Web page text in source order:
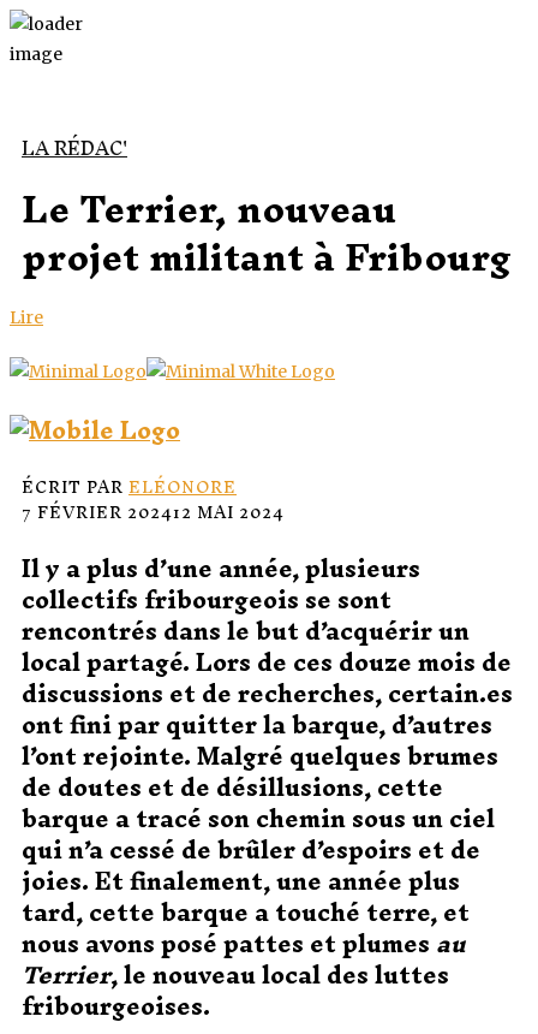
LA RÉDAC'
Le Terrier, nouveau
projet militant à Fribourg
Lire
ÉCRIT PARELÉONORE
7 FÉVRIER 202412 MAI 2024
Il y a plus d’une année, plusieurs
collectifs fribourgeois se sont
rencontrés dans le but d’acquérir un
local partagé. Lors de ces douze mois de
discussions et de recherches, certain.es
ont fini par quitter la barque, d’autres
l’ont rejointe. Malgré quelques brumes
de doutes et de désillusions, cette
barque a tracé son chemin sous un ciel
qui n’a cessé de brûler d’espoirs et de
joies. Et finalement, une année plus
tard, cette barque a touché terre, et
nous avons posé pattes et plumesau
Terrier, le nouveau local des luttes
fribourgeoises.